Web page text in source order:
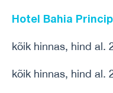
Hotel Bahia
kõik hinnas, hind al.
kõik hinnas, hind al.